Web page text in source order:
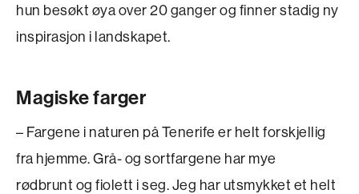
hun besøkt øya over 20 ganger og finner stadig ny
inspirasjon i landskapet.
Magiske farger
– Fargene i naturen på Tenerife er helt forskjellig
fra hjemme. Grå- og sortfargene har mye
rødbrunt og fiolett i seg. Jeg har utsmykket et helt